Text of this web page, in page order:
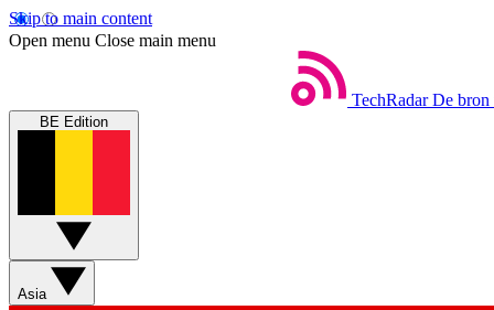
Skip to main content
Open menu Close main menu
TechRadar De bron
BE Edition
Asia